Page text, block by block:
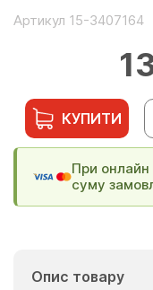
Артикул 15-3407164
КУПИТИ
При онлайн
суму
Опис товару